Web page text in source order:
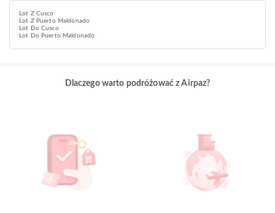
Lot Z Cusco
Lot Z Puerto Maldonado
Lot Do Cusco
Lot Do Puerto Maldonado
Dlaczego warto podróżować z Airpaz?